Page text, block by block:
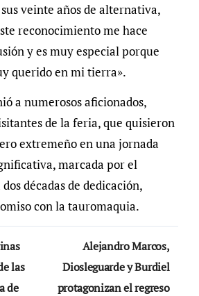
veinte años de alternativa,
reconocimiento me hace
y es muy especial porque
querido en mi tierra».
a numerosos aficionados,
de la feria, que quisieron
extremeño en una jornada
marcada por el
décadas de dedicación,
con la tauromaquia.
las
de
Alejandro Marcos,
Diosleguarde y Burdiel
protagonizan el regreso